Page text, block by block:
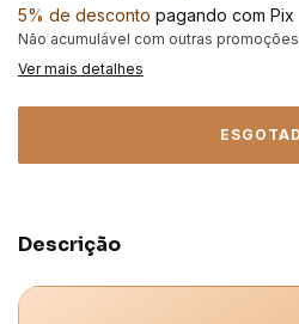
5% de desconto pagando com Pix
Não acumulável com outras promoções
Ver mais detalhes
Descrição